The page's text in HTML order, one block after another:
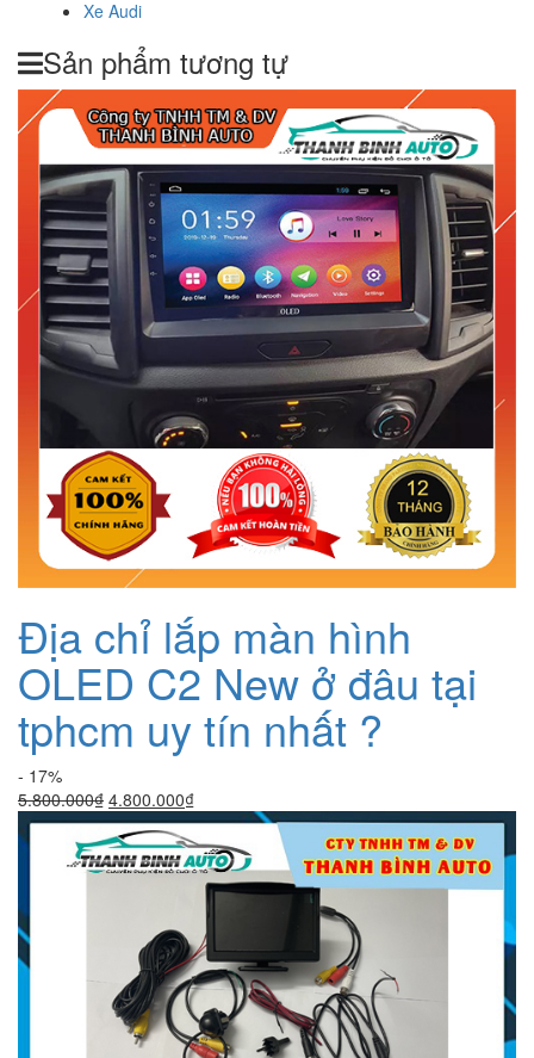
Xe Audi
Sản phẩm tương tự
Địa chỉ lắp màn hình
OLED C2 New ở đâu tại
tphcm uy tín nhất ?
- 17%
5.800.000₫ Giá
gốc
là:
5.800.000₫.
4.800.000₫Giá
hiện
tại
là:
4.800.000₫.